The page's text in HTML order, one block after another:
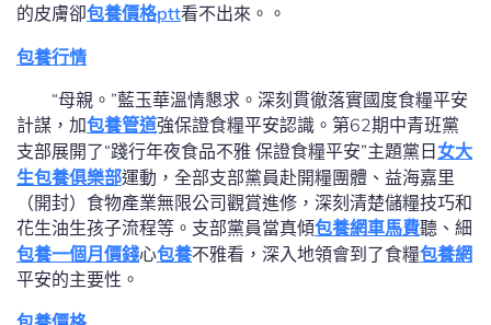
的皮膚卻包養價格ptt看不出來。。
包養行情
“母親。”藍玉華溫情懇求。深刻貫徹落實國度食糧平安
計謀，加包養管道強保證食糧平安認識。第62期中青班黨
支部展開了“踐行年夜食品不雅 保證食糧平安”主題黨日 女大
生包養俱樂部運動，全部支部黨員赴開糧團體、益海嘉里
（開封）食物產業無限公司觀賞進修，深刻清楚儲糧技巧和
花生油生孩子流程等。支部黨員當真傾包養網車馬費聽、細
包養一個月價錢心包養不雅看，深入地領會到了食糧包養網
平安的主要性。